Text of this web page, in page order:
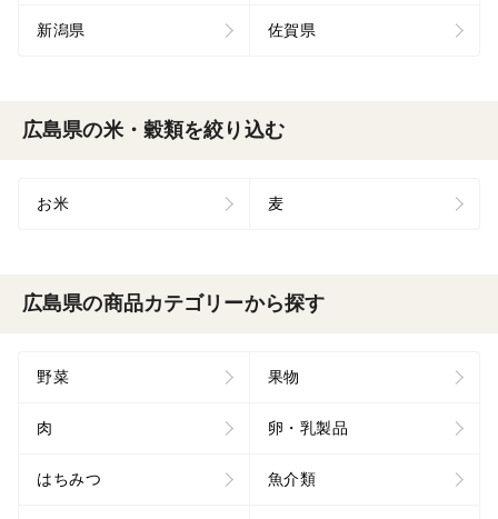
新潟県 佐賀県
広島県の米・穀類を絞り込む
お米 麦
広島県の商品カテゴリーから探す
野菜 果物
肉 卵・乳製品
はちみつ 魚介類